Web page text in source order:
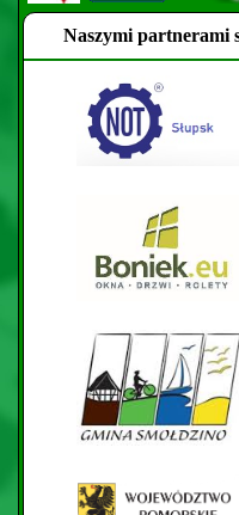
Naszymi partnerami